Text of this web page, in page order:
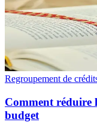
Regroupement de
Comment réduire
budget